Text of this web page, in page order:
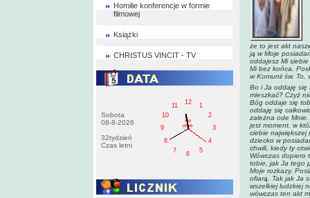
Homilie konferencje w formie
filmowej
Książki
CHRISTUS VINCIT - TV
Sobota
08-8-2026
32tydzień
Czas letni
1
2
3
4
5
6
7
8
9
10
11
12
PM
pištek
że to jest akt
ją w Moje
oddajesz Mi siebie
Mi bez końca.
w Komunii św. To,
Bo i Ja oddaję się
mieszkać? Czyż
Bóg oddaje się
oddaję się
zależna ode
jest moment, w
ciebie największej
dziecko w
chwili, kiedy ty
Wówczas dopiero
tobie, jak Ja tego
Moje rozkazy.
ofiarą. Tak jak Ja
wszelkiej ludzkiej
wówczas ten akt